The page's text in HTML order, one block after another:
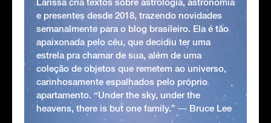
Larissa cria textos sobre astrologia, astronomia
e presentes desde 2018, trazendo novidades
semanalmente para o blog brasileiro. Ela é tão
apaixonada pelo céu, que decidiu ter uma
estrela pra chamar de sua, além de uma
coleção de objetos que remetem ao universo,
carinhosamente espalhados pelo próprio
apartamento. “Under the sky, under the
heavens, there is but one family.” ― Bruce Lee